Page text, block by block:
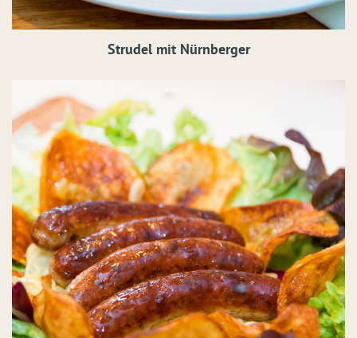
Strudel mit Nürnberger